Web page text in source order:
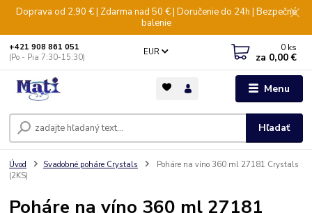
Doprava od 2,90 € | Zdarma nad 50 € | Doručenie do 24h | Bezpečné
balenie
Menu
EUR
Hľadať
+421 908 861 051
(Po - Pia 7:30-15:30)
0 ks
za 0,00 €
Úvod Svadobné poháre Crystals
Poháre na víno 360 ml 27181 Crystals
(2KS)
Poháre na víno 360 ml 27181